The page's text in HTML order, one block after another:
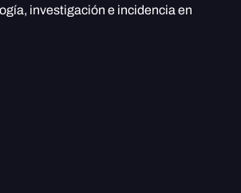
investigación e incidencia en